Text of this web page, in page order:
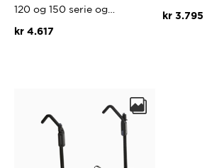
120 og 150 serie og…
kr4.617
kr 3.795